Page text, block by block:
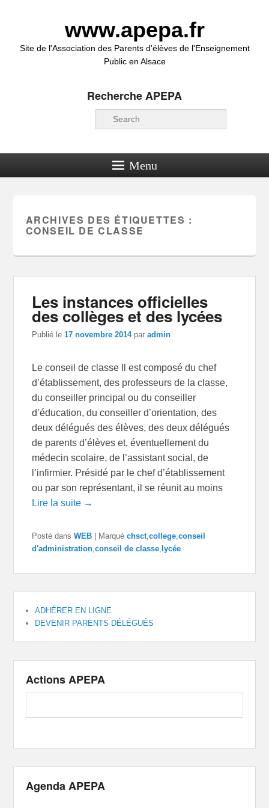
www.apepa.fr
Site de l'Association des Parents d'élèves de l'Enseignement
Public en Alsace
Recherche APEPA
Recherche
Menu
ARCHIVES DES ÉTIQUETTES :
CONSEIL DE CLASSE
Les instances officielles
des collèges et des lycées
Publié le17 novembre 2014 paradmin
Le conseil de classe Il est composé du chef
d’établissement, des professeurs de la classe,
du conseiller principal ou du conseiller
d’éducation, du conseiller d’orientation, des
deux délégués des élèves, des deux délégués
de parents d’élèves et, éventuellement du
médecin scolaire, de l’assistant social, de
l’infirmier. Présidé par le chef d’établissement
ou par son représentant, il se réunit au moins
Lire la suite →
Posté dans WEB Marqué chsct ,college ,conseil
d'administration ,conseil de classe lycée
ADHÉRER EN LIGNE
DEVENIR PARENTS DÉLÉGUÉS
Actions APEPA
Agenda APEPA